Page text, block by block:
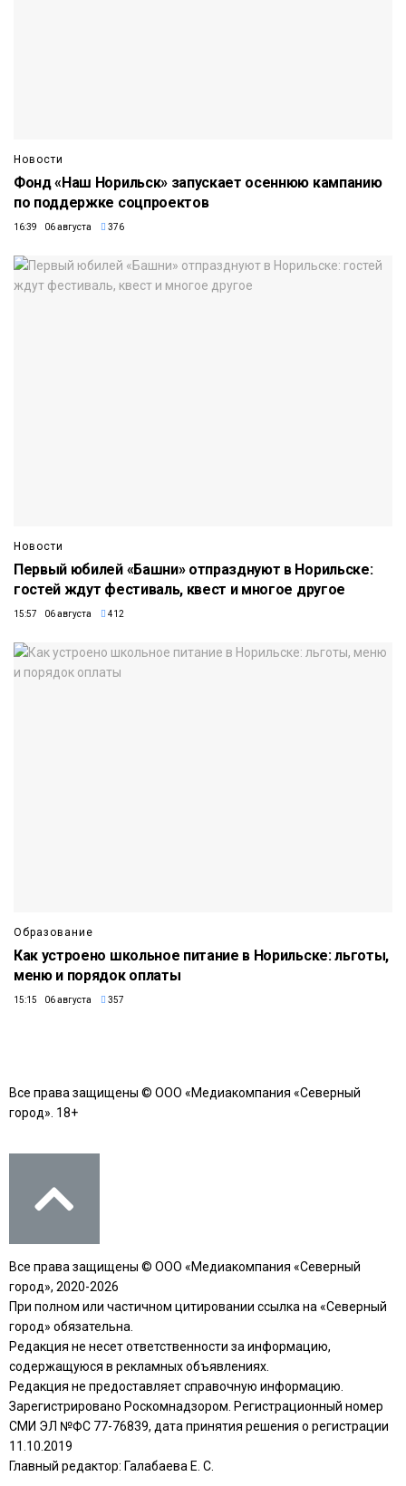
Новости
Фонд «Наш Норильск» запускает осеннюю кампанию
по поддержке соцпроектов
16:39 06 августа 376
Новости
Первый юбилей «Башни» отпразднуют в Норильске:
гостей ждут фестиваль, квест и многое другое
15:57 06 августа 412
Образование
Как устроено школьное питание в Норильске: льготы,
меню и порядок оплаты
15:15 06 августа 357
Все права защищены © ООО «Медиакомпания «Северный
город». 18+
Все права защищены © ООО «Медиакомпания «Северный
город», 2020-2026
При полном или частичном цитировании ссылка на «Северный
город» обязательна.
Редакция не несет ответственности за информацию,
содержащуюся в рекламных объявлениях.
Редакция не предоставляет справочную информацию.
Зарегистрировано Роскомнадзором. Регистрационный номер
СМИ ЭЛ №ФС 77-76839, дата принятия решения о регистрации
11.10.2019
Главный редактор: Галабаева Е. С.